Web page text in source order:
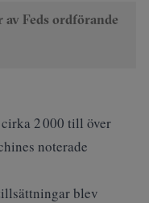
Feds ordförande
2 000 till över
noterade
blev